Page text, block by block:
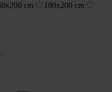
cm
180x200 cm